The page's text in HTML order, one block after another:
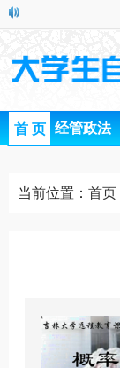
首 页 经管政法
当前位置： 首页